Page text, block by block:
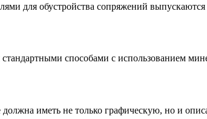
для обустройства сопряжений
способами с использованием
иметь не только графическую, но и